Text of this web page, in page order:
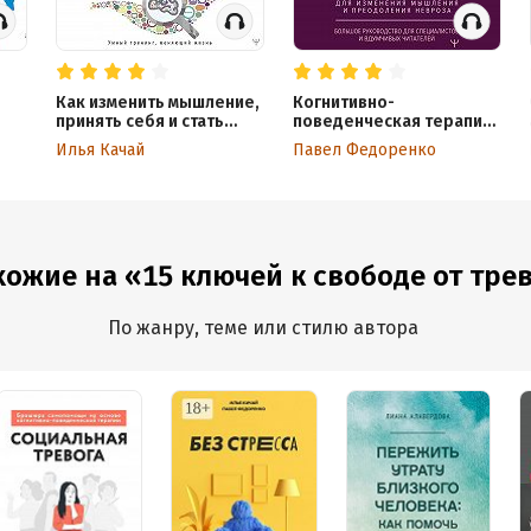
Как изменить мышление,
принять себя и стать
счастливым. Когнитивно-
поведенческая терапия
Илья Качай
Когнитивно-
поведенческая терапия
– всё по полочкам.
Эффективные методы и
вдумчивых читателей
Павел Федоренко
на «15 ключей к свободе от
По жанру, теме или стилю автора